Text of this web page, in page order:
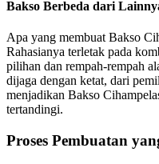
Bakso Berbeda dari
Apa yang membuat Bakso
Rahasianya terletak pada
pilihan dan rempah-rempah
dijaga dengan ketat, dari
menjadikan Bakso
tertandingi.
Proses Pembuatan